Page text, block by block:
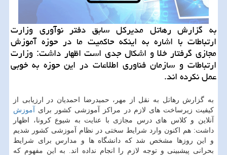
به گزارش رهاتل مدیركل سابق دفتر نوآوری وزارت
ارتباطات با اشاره به اینكه حاكمیت ما در حوزه آموزش
مجازی گرفتار خلا و اشكال جدی است اظهار داشت: وزارت
ارتباطات و سازمان فناوری اطلاعات در این حوزه به خوبی
عمل نكرده اند.
به گزارش رهاتل به نقل از مهر، حمیدرضا احمدیان در ارزیابی از
كیفیت زیرساخت های لازم در مراكز آموزشی كشور برای آموزش
آنلاین و كلاس های درس مجازی با عنایت به شیوع كرونا، اظهار
داشت: هم اكنون وارد شرایط سختی در نظام آموزشی كشور شدیم
و این روزها مشخص شد كه دانشگاه ها و مدارس برای شرایط
بحرانی پیشبینی و توجه لازم را انجام نداده اند. به این مفهوم كه